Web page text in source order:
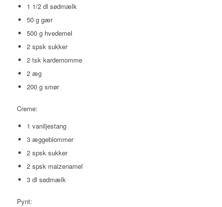
1 1/2 dl sødmælk
50 g gær
500 g hvedemel
2 spsk sukker
2 tsk kardemomme
2 æg
200 g smør
Creme:
1 vaniljestang
3 æggeblommer
2 spsk sukker
2 spsk maizenamel
3 dl sødmælk
Pynt: